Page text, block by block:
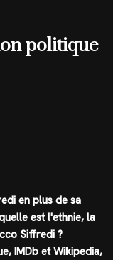
politique
en plus de sa
est l'ethnie, la
Siffredi ?
IMDb et Wikipedia,